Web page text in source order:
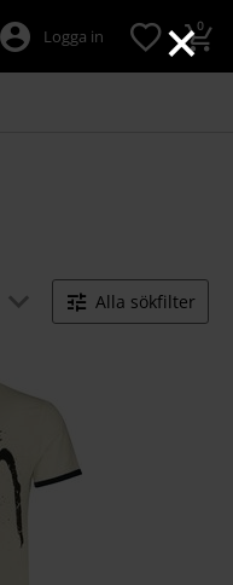
×
Logga in 0
Alla sökfilter